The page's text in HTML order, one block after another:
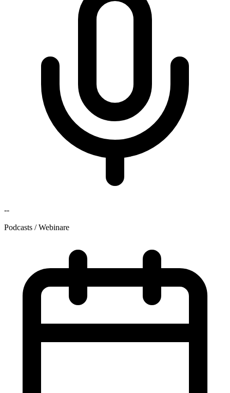
--
Podcasts / Webinare